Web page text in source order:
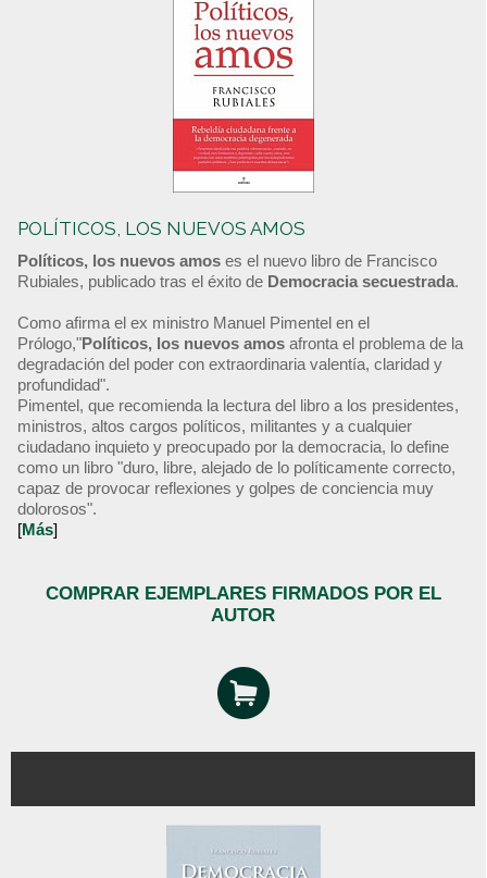
POLÍTICOS, LOS NUEVOS AMOS
Políticos, los nuevos amos es el nuevo libro de Francisco
Rubiales, publicado tras el éxito de Democracia secuestrada.
Como afirma el ex ministro Manuel Pimentel en el
Prólogo,"Políticos, los nuevos amos afronta el problema de la
degradación del poder con extraordinaria valentía, claridad y
profundidad".
Pimentel, que recomienda la lectura del libro a los presidentes,
ministros, altos cargos políticos, militantes y a cualquier
ciudadano inquieto y preocupado por la democracia, lo define
como un libro "duro, libre, alejado de lo políticamente correcto,
capaz de provocar reflexiones y golpes de conciencia muy
dolorosos".
[Más]
COMPRAR EJEMPLARES FIRMADOS POR EL
AUTOR